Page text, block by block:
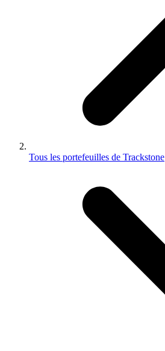
Tous les portefeuilles de Trackstone